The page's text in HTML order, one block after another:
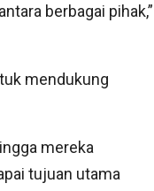
berbagai pihak,”
mendukung
mereka
tujuan utama